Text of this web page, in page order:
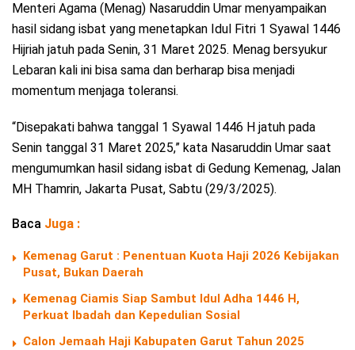
Menteri Agama (Menag) Nasaruddin Umar menyampaikan
hasil sidang isbat yang menetapkan Idul Fitri 1 Syawal 1446
Hijriah jatuh pada Senin, 31 Maret 2025. Menag bersyukur
Lebaran kali ini bisa sama dan berharap bisa menjadi
momentum menjaga toleransi.
“Disepakati bahwa tanggal 1 Syawal 1446 H jatuh pada
Senin tanggal 31 Maret 2025,” kata Nasaruddin Umar saat
mengumumkan hasil sidang isbat di Gedung Kemenag, Jalan
MH Thamrin, Jakarta Pusat, Sabtu (29/3/2025).
Baca Juga :
Kemenag Garut : Penentuan Kuota Haji 2026 Kebijakan
Pusat, Bukan Daerah
Kemenag Ciamis Siap Sambut Idul Adha 1446 H,
Perkuat Ibadah dan Kepedulian Sosial
Calon Jemaah Haji Kabupaten Garut Tahun 2025